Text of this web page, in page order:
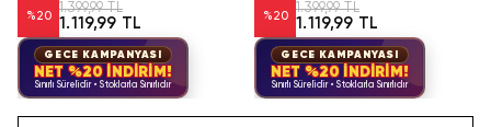
%20
1.399,99 TL
1.119,99 TL
GECE KAMPANYASI
NET %20 İNDİRİM!
Sınırlı Sürelidir • Stoklarla Sınırlıdır
%20
1.399,99 TL
1.119,99 TL
GECE KAMPANYASI
NET %20 İNDİRİM!
Sınırlı Sürelidir • Stoklarla Sınırlıdır